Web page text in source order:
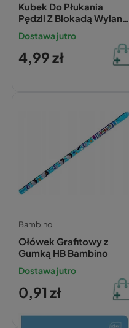
Kubek Do Płukania
Pędzli Z Blokadą Wylania
Pojemnik Na Wodę
Bambino
Dostawa jutro
4,99 zł
Bambino
Ołówek Grafitowy z
Gumką HB Bambino
Dostawa jutro
0,91 zł